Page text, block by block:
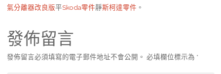
氣分離器改良版平Skoda零件靜斯柯達零件 。
發佈留言
發佈留言必須填寫的電子郵件地址不會公開。 必填欄位標示為 *